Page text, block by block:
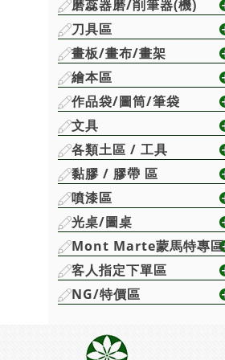
磨蕊器磨/削筆器(機)
刀具區
畫板/畫布/畫架
繪本區
作品袋/圖筒/筆袋
文具
各類土區 / 工具
黏膠 / 膠帶 區
噴漆區
光桌/圖桌
Mont Marte蒙馬特專區
客人指定下單區
NG/特價區